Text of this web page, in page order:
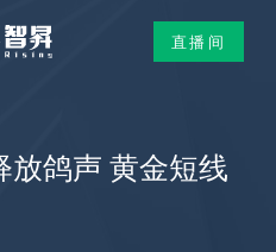
直播间
放鸽声 黄金短线